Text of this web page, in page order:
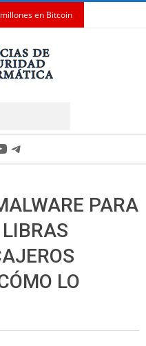
en Bitcoin
Telegram
PARA
LO